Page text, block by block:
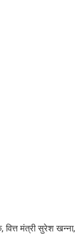
मंत्री सुरेश खन्ना,